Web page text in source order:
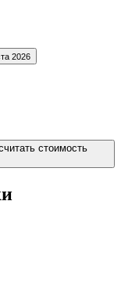
2026
стоимость